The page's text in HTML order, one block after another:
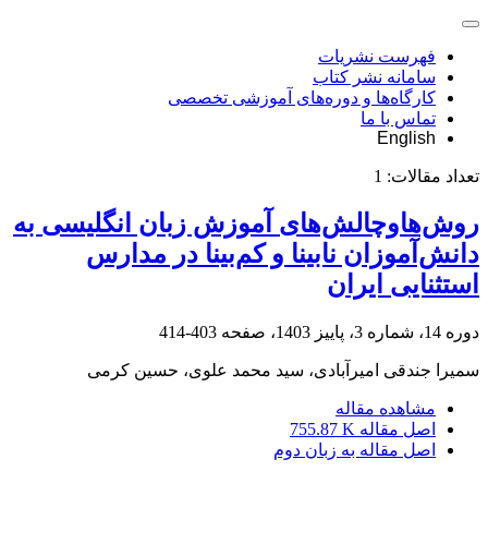
فهرست نشریات
سامانه نشر کتاب
کارگاه‌ها و دوره‌های آموزشی تخصصی
تماس با ما
English
تعداد مقالات: 1
روش‌هاوچالش‌های آموزش زبان انگلیسی به
دانش‌آموزان نابینا و کم‌بینا در مدارس
استثنایی ایران
دوره 14، شماره 3، پاییز 1403، صفحه 403-414
سمیرا جندقی امیرآبادی، سید محمد علوی، حسین کرمی
مشاهده مقاله
اصل مقاله 755.87 K
اصل مقاله به زبان دوم